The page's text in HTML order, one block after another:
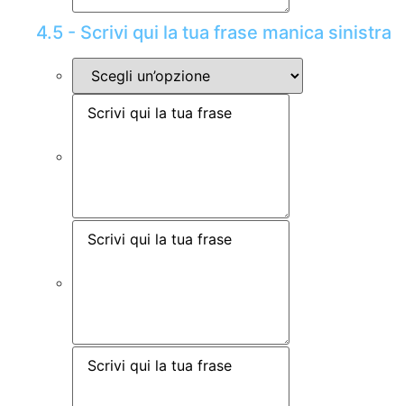
4.5 - Scrivi qui la tua frase manica sinistra